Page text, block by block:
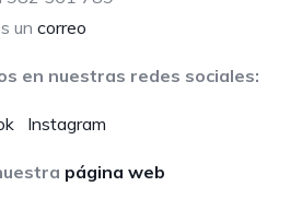
un correo
en nuestras redes sociales:
Instagram
página web